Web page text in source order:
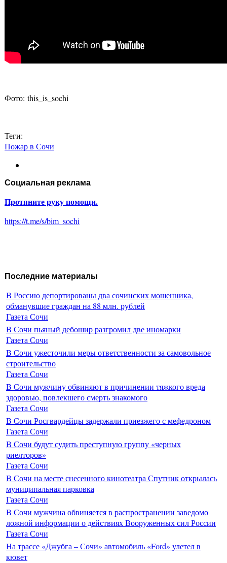
Фото: this_is_sochi
Теги:
Пожар в Сочи
Социальная реклама
Протяните руку помощи.
https://t.me/s/bim_sochi
Последние материалы
В Россию депортированы два сочинских мошенника,
обманувшие граждан на 88 млн. рублей
Газета Сочи
В Сочи пьяный дебошир разгромил две иномарки
Газета Сочи
В Сочи ужесточили меры ответственности за самовольное
строительство
Газета Сочи
В Сочи мужчину обвиняют в причинении тяжкого вреда
здоровью, повлекшего смерть знакомого
Газета Сочи
В Сочи Росгвардейцы задержали приезжего с мефедроном
Газета Сочи
В Сочи будут судить преступную группу «черных
риелторов»
Газета Сочи
В Сочи на месте снесенного кинотеатра Спутник открылась
муниципальная парковка
Газета Сочи
В Сочи мужчина обвиняется в распространении заведомо
ложной информации о действиях Вооруженных сил России
Газета Сочи
На трассе «Джубга – Сочи» автомобиль «Ford» улетел в
кювет